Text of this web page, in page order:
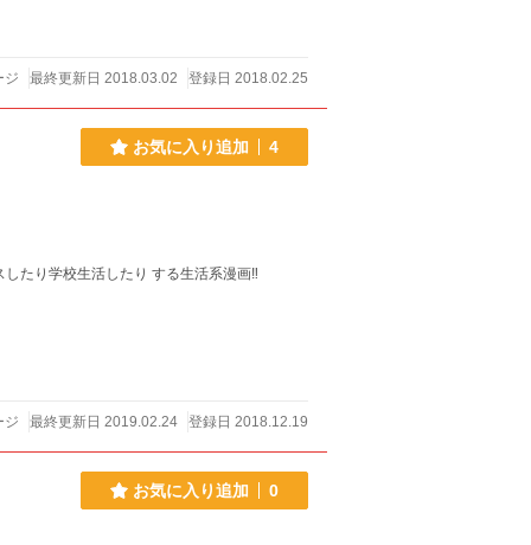
ジ 最終更新日 2018.03.02 登録日 2018.02.25
お気に入り追加 4
たり学校生活したり する生活系漫画‼
ジ 最終更新日 2019.02.24 登録日 2018.12.19
お気に入り追加 0